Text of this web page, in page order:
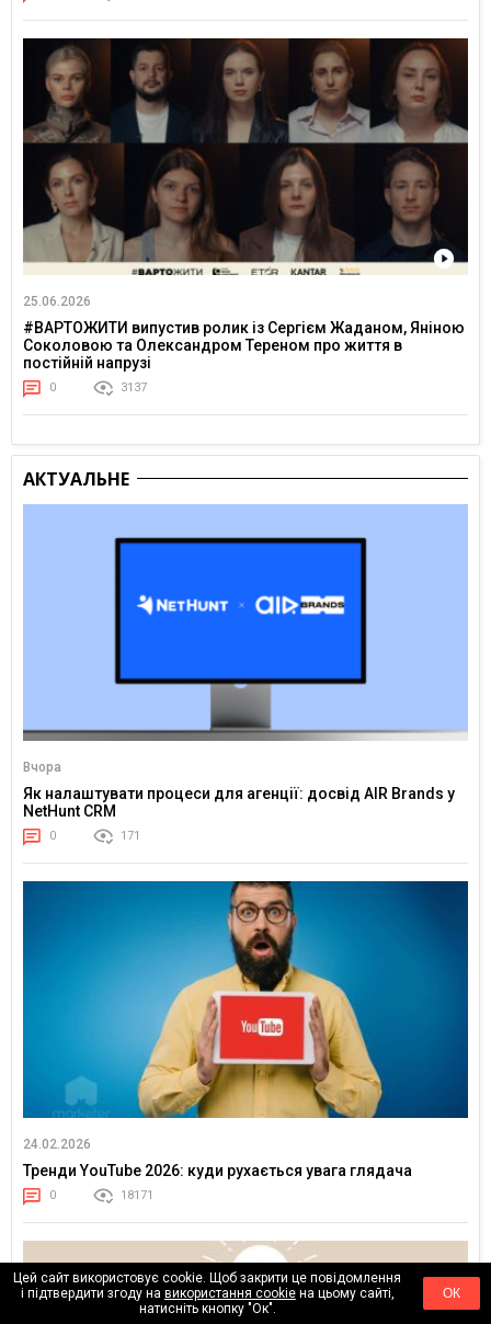
25.06.2026
#ВАРТОЖИТИ випустив ролик із Сергієм Жаданом, Яніною
Соколовою та Олександром Тереном про життя в
постійній напрузі
0 3137
АКТУАЛЬНЕ
Вчора
Як налаштувати процеси для агенції: досвід AIR Brands у
NetHunt CRM
0 171
24.02.2026
Тренди YouTube 2026: куди рухається увага глядача
0 18171
Цей сайт використовує cookie. Щоб закрити це повідомлення
і підтвердити згоду на використання cookieна цьому сайті,
натисніть кнопку "Ок".
ОК